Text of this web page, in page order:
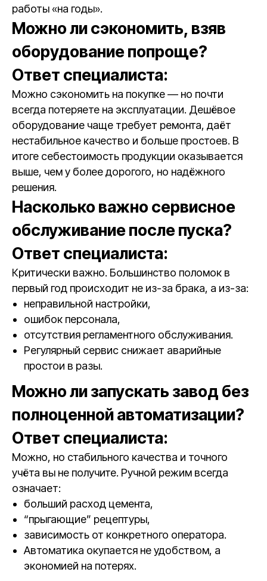
работы «на годы».
Можно ли сэкономить, взяв
оборудование попроще?
Ответ специалиста:
Можно сэкономить на покупке — но почти
всегда потеряете на эксплуатации. Дешёвое
оборудование чаще требует ремонта, даёт
нестабильное качество и больше простоев. В
итоге себестоимость продукции оказывается
выше, чем у более дорогого, но надёжного
решения.
Насколько важно сервисное
обслуживание после пуска?
Ответ специалиста:
Критически важно. Большинство поломок в
первый год происходит не из-за брака, а из-за:
неправильной настройки,
ошибок персонала,
отсутствия регламентного обслуживания.
Регулярный сервис снижает аварийные
простои в разы.
Можно ли запускать завод без
полноценной автоматизации?
Ответ специалиста:
Можно, но стабильного качества и точного
учёта вы не получите. Ручной режим всегда
означает:
больший расход цемента,
“прыгающие” рецептуры,
зависимость от конкретного оператора.
Автоматика окупается не удобством, а
экономией на потерях.